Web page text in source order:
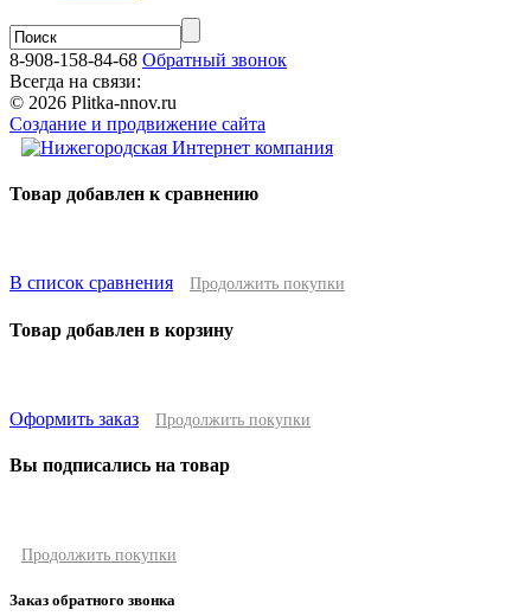
8-908-158-84-68 Обратный звонок
Всегда на связи:
© 2026 Plitka-nnov.ru
Создание и продвижение сайта
Товар добавлен к сравнению
В список сравнения Продолжить покупки
Товар добавлен в корзину
Оформить заказ Продолжить покупки
Вы подписались на товар
Продолжить покупки
Заказ обратного звонка